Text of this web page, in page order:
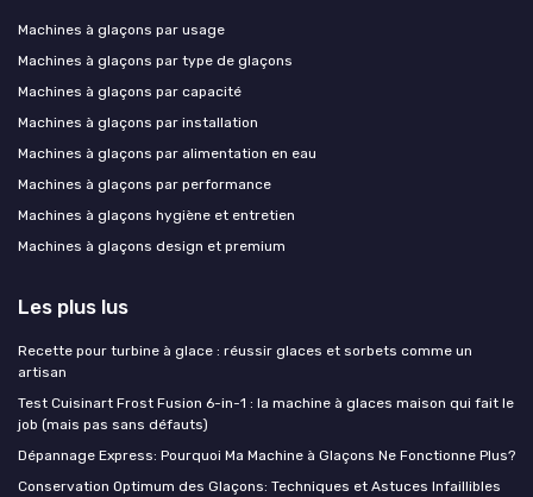
Machines à glaçons par usage
Machines à glaçons par type de glaçons
Machines à glaçons par capacité
Machines à glaçons par installation
Machines à glaçons par alimentation en eau
Machines à glaçons par performance
Machines à glaçons hygiène et entretien
Machines à glaçons design et premium
Les plus lus
Recette pour turbine à glace : réussir glaces et sorbets comme un
artisan
Test Cuisinart Frost Fusion 6-in-1 : la machine à glaces maison qui fait le
job (mais pas sans défauts)
Dépannage Express: Pourquoi Ma Machine à Glaçons Ne Fonctionne Plus?
Conservation Optimum des Glaçons: Techniques et Astuces Infaillibles